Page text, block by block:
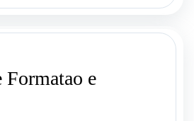
Formatao e